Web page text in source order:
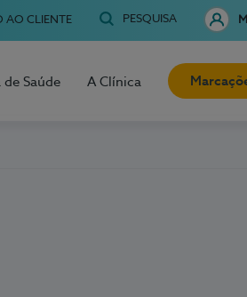
AO CLIENTE PESQUISA
de Saúde A Clínica